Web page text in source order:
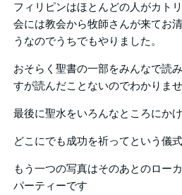
フィリピンはほとんどの人がカト
会には教会から牧師さんが来てお
うなのでうちでもやりました。
おそらく聖書の一部をみんなで読
すが読んだことないのでわかりませ
最後に聖水をいろんなところにかけ
どこにでも成功を祈ってという儀
もう一つの写真はそのあとのロー
パーティーです